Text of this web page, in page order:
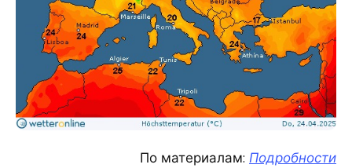
По материалам: Подробности